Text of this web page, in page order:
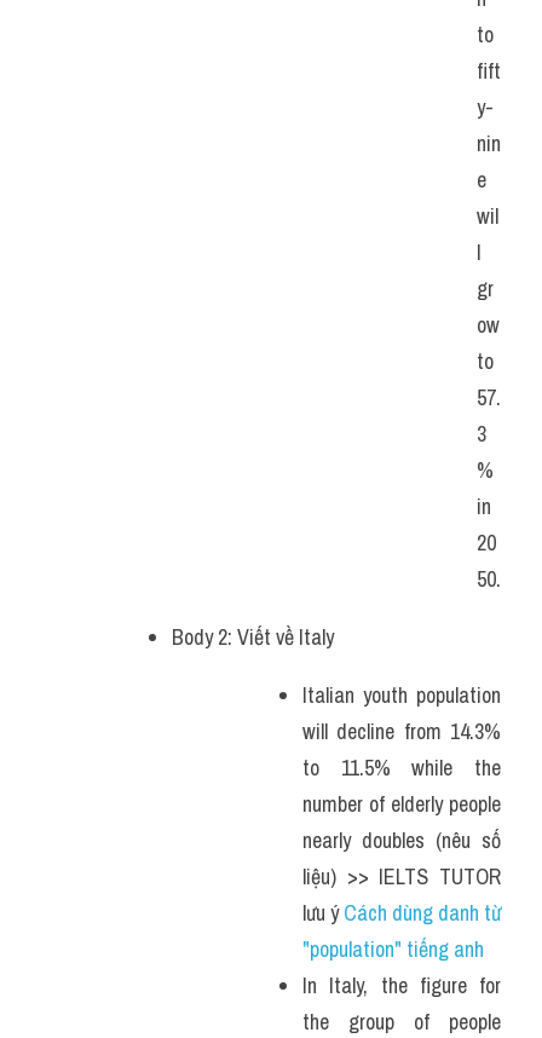
to
fift
y-
nin
e
wil
l
gr
ow
to
57.
3
%
in
20
50.
Body 2: Viết về Italy
Italian youth population
will decline from 14.3%
to 11.5% while the
number of elderly people
nearly doubles (nêu số
liệu) >> IELTS TUTOR
lưu ý Cách dùng danh từ
"population" tiếng anh
In Italy, the figure for
the group of people